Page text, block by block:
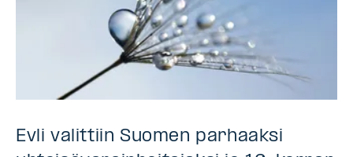
Evli valittiin Suomen parhaaksi